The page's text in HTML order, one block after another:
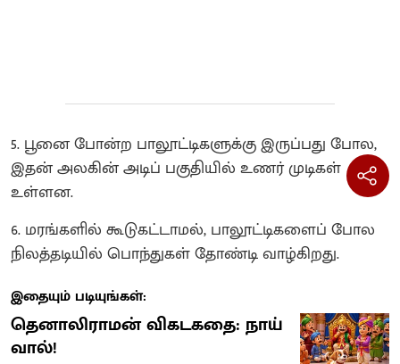
5. பூனை போன்ற பாலூட்டிகளுக்கு இருப்பது போல,
இதன் அலகின் அடிப் பகுதியில் உணர் முடிகள்
உள்ளன.
6. மரங்களில் கூடுகட்டாமல், பாலூட்டிகளைப் போல
நிலத்தடியில் பொந்துகள் தோண்டி வாழ்கிறது.
இதையும் படியுங்கள்:
தெனாலிராமன் விகடகதை: நாய்
வால்!